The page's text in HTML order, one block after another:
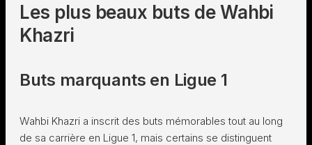
Les plus beaux buts de Wahbi
Khazri
Buts marquants en Ligue 1
Wahbi Khazri a inscrit des buts mémorables tout au long
de sa carrière en Ligue 1, mais certains se distinguent